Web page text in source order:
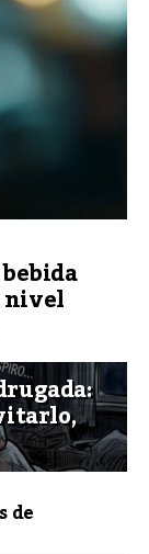
nivel
de